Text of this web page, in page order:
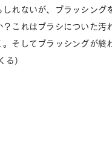
れないが、ブラッシング
これはブラシについた汚
そしてブラッシングが終
る）